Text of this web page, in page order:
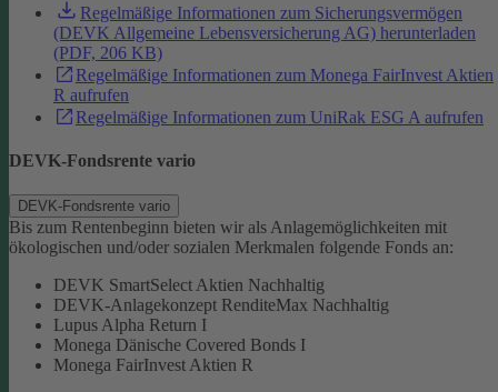
Regelmäßige Informationen zum Sicherungsvermögen
(DEVK Allgemeine Lebensversicherung AG) herunterladen
(PDF, 206 KB)
Regelmäßige Informationen zum Monega FairInvest Aktien
R aufrufen
Regelmäßige Informationen zum UniRak ESG A aufrufen
DEVK-Fondsrente vario
DEVK-Fondsrente vario
Bis zum Rentenbeginn bieten wir als Anlagemöglichkeiten mit
ökologischen und/oder sozialen Merkmalen folgende Fonds an:
DEVK SmartSelect Aktien Nachhaltig
DEVK-Anlagekonzept RenditeMax Nachhaltig
Lupus Alpha Return I
Monega Dänische Covered Bonds I
Monega FairInvest Aktien R